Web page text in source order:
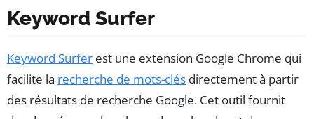
Keyword Surfer
Keyword Surfer est une extension Google Chrome qui
facilite la recherche de mots-clés directement à partir
des résultats de recherche Google. Cet outil fournit